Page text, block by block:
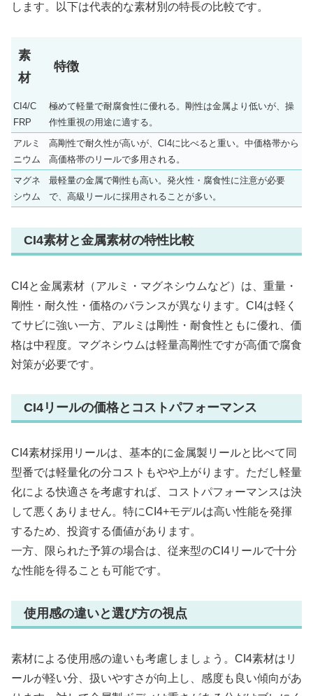
します。以下は代表的な素材別の特長の比較です。
素
材
特徴
CI4/C
FRP
極めて軽量で耐腐食性に優れる。剛性は金属より低いが、操
作性重視の用途に適する。
アルミ
ニウム
高剛性で耐久性が高いが、CI4に比べると重い。中価格帯から
高価格帯のリールで多用される。
マグネ
シウム
最軽量の金属で剛性も高い。発火性・腐食性に注意が必要
で、高級リールに採用されることが多い。
CI4素材と金属素材の特性比較
CI4と金属素材（アルミ・マグネシウムなど）は、重量・
剛性・耐久性・価格のバランスが異なります。CI4は軽く
てサビに強い一方、アルミは剛性・耐食性ともに優れ、価
格は中程度。マグネシウムは軽量高剛性ですが高価で腐食
対策が必要です。
CI4リールの価格とコストパフォーマンス
CI4素材採用リールは、基本的に金属製リールと比べて同
型番では軽量化の分コストもやや上がります。ただし軽量
化による快適さを考慮すれば、コストパフォーマンスは決
して悪くありません。特にCI4+モデルは高い性能を発揮
するため、投資する価値があります。
一方、限られた予算の場合は、従来型のCI4リールで十分
な性能を得ることも可能です。
使用感の違いと選び方の視点
素材による使用感の違いも考慮しましょう。CI4素材はリ
ールが軽い分、扱いやすさが向上し、感度も良い傾向があ